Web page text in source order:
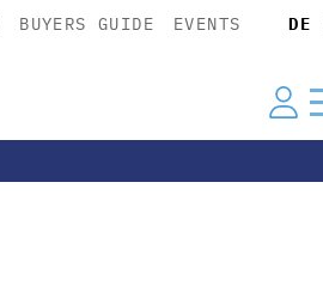
BUYERS GUIDE EVENTS DE